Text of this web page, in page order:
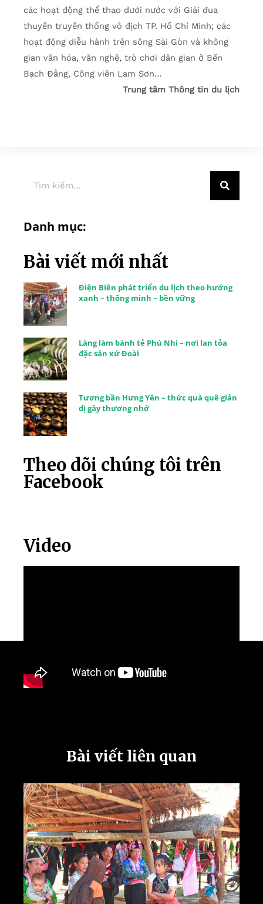
các hoạt động thể thao dưới nước với Giải đua
thuyền truyền thống vô địch TP. Hồ Chí Minh; các
hoạt động diễu hành trên sông Sài Gòn và không
gian văn hóa, văn nghệ, trò chơi dân gian ở Bến
Bạch Đằng, Công viên Lam Sơn…
Trung tâm Thông tin du lịch
Danh mục:
Bài viết mới nhất
Điện Biên phát triển du lịch theo hướng
xanh – thông minh – bền vững
Làng làm bánh tẻ Phú Nhi – nơi lan tỏa
đặc sản xứ Đoài
Tương bần Hưng Yên – thức quà quê giản
dị gây thương nhớ
Theo dõi chúng tôi trên
Facebook
Video
Bài viết liên quan